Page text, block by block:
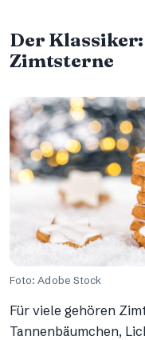
Der
Zimtsterne
Foto: Adobe Stock
Für viele gehören
Tannenbäumchen,